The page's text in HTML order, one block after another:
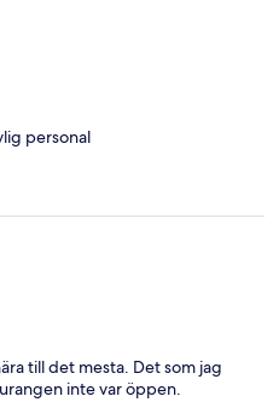
personal
till det mesta. Det som jag
inte var öppen.